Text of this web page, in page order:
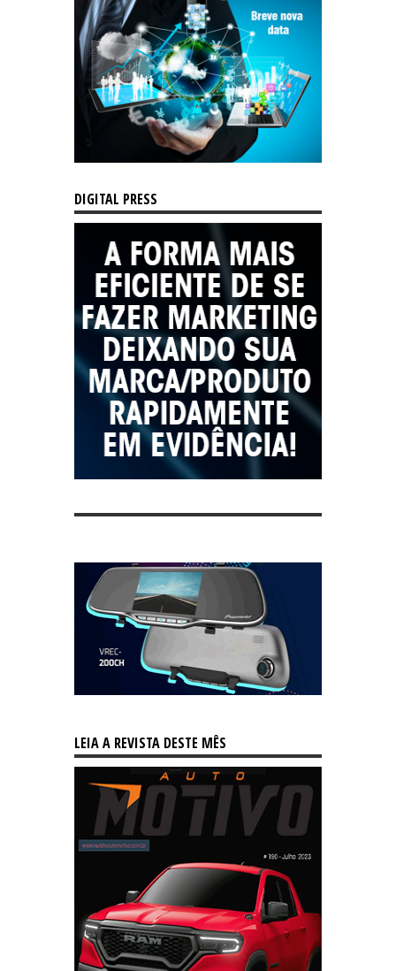
DIGITAL PRESS
LEIA A REVISTA DESTE MÊS